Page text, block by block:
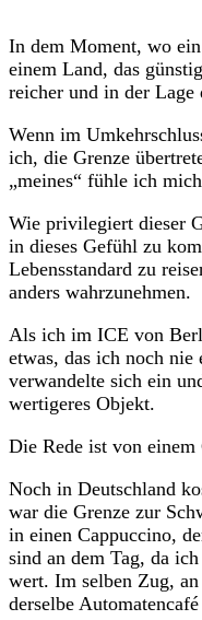
In dem Moment, wo
einem Land, das
reicher und in der
Wenn im
ich, die Grenze
„meines“ fühle ich
Wie privilegiert dieser
in dieses Gefühl zu
Lebensstandard zu
anders wahrzunehmen.
Als ich im ICE von
etwas, das ich noch nie
verwandelte sich ein
wertigeres Objekt.
Die Rede ist von einem
Noch in Deutschland
war die Grenze zur
in einen Cappuccino,
sind an dem Tag, da
wert. Im selben Zug,
derselbe